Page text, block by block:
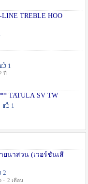
TREBLE HOO
1
ปี
***NEW DAIWA 2020*** TATULA SV TW
1
นาสวน (เวอร์ชั่นเสี
2
- 2 เดือน